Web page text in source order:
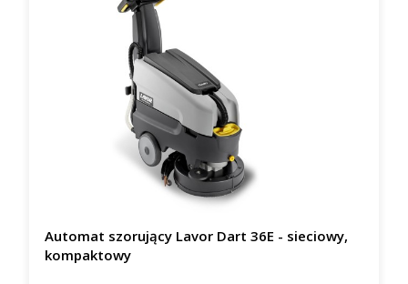
Automat szorujący Lavor Dart 36E - sieciowy,
kompaktowy